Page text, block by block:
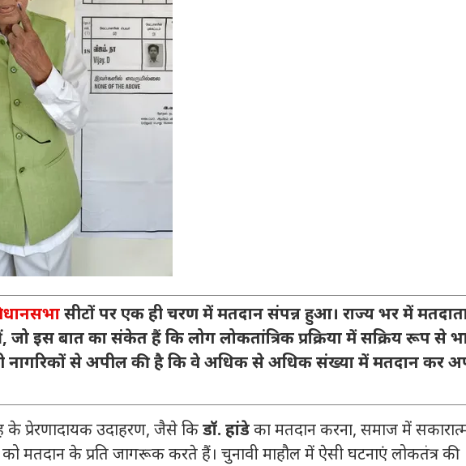
सीटों पर एक ही चरण में मतदान संपन्न हुआ। राज्य भर में
इस बात का संकेत हैं कि लोग लोकतांत्रिक प्रक्रिया में सक्रिय रूप से
नागरिकों से अपील की है कि वे अधिक से अधिक संख्या में मतदान कर
के प्रेरणादायक उदाहरण, जैसे किडॉ. हांडेका मतदान करना, समाज में
के प्रति जागरूक करते हैं। चुनावी माहौल में ऐसी घटनाएं लोकतंत्र की